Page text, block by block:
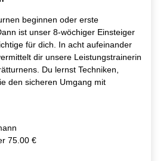
beginnen oder erste
ist unser 8-wöchiger Einsteiger
für dich. In acht aufeinander
dir unsere Leistungstrainerin
Du lernst Techniken,
den sicheren Umgang mit
75.00 €